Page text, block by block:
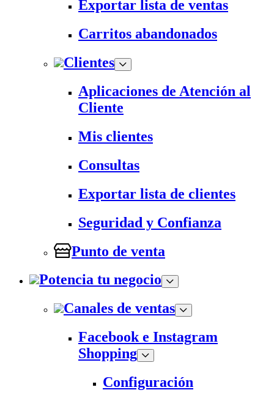
Exportar lista de ventas
Carritos abandonados
Clientes
Aplicaciones de Atención al
Cliente
Mis clientes
Consultas
Exportar lista de clientes
Seguridad y Confianza
Punto de venta
Potencia tu negocio
Canales de ventas
Facebook e Instagram
Shopping
Configuración